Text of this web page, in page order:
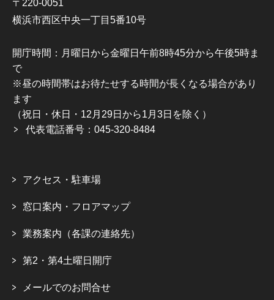
〒220-0051
横浜市西区中央一丁目5番10号
開庁時間：月曜日から金曜日午前8時45分から午後5時ま
で
※昼の時間帯はお待たせする時間が長くなる場合があり
ます
（祝日・休日・12月29日から1月3日を除く）
代表電話番号：045-320-8484
アクセス・駐車場
窓口案内・フロアマップ
業務案内（各課の連絡先）
第2・第4土曜日開庁
メールでのお問合せ